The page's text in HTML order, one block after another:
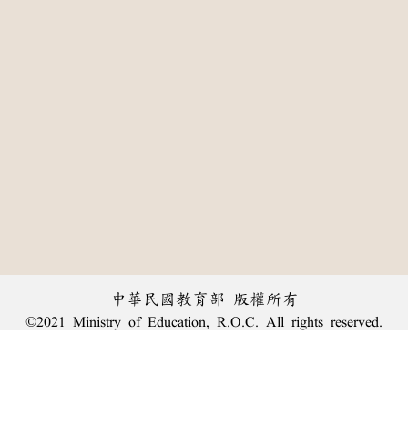
中華民國教育部 版權所有
©2021 Ministry of Education, R.O.C. All rights reserved.